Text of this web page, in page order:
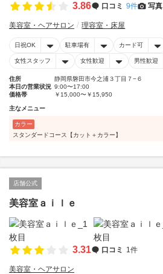
3.86 口コミ 9件 写真
美容室・ヘアサロン 理容室・床屋
日祝OK 駐車場有 カード可
女性スタッフ 女性歓迎 男性歓迎
住所
静岡県磐田市今之浦３丁目７−６
本日の営業状況 9:00〜17:00
価格帯
￥15,000〜￥15,950
主なメニュー
カラー
スタンダードコース【カット＋カラー】
店舗公式
美容室ａｉｌｅ
3.31 口コミ 1件
美容室・ヘアサロン